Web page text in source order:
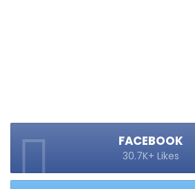
FACEBOOK
30.7K+ Likes